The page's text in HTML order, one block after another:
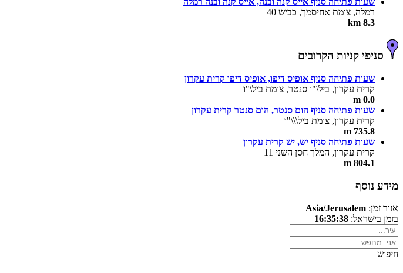
רמלה, צומת אחיסמך, כביש 40
8.3 km
סניפי קניות הקרובים
שעות פתיחה סניף אופיס דיפו, אופיס דיפו קרית עקרון
קרית עקרון, ביל\"ו סנטר, צומת ביל\"ו
0.0 m
שעות פתיחה סניף הום סנטר, הום סנטר קרית עקרון
קרית עקרון, צומת ביל\\\"ו
735.8 m
שעות פתיחה סניף יש, יש קרית עקרון
קרית עקרון, המלך חסן השני 11
804.1 m
מידע נוסף
אזור זמן: Asia/Jerusalem
בזמן בישראל: 16:35:38
חיפוש